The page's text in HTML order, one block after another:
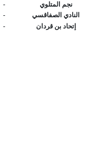
نجم المتلوي
-
النادي الصفاقسي
-
إتحاد بن قردان
-